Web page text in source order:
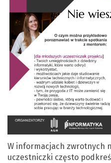
W informacjach zwrotnych
uczestniczki często